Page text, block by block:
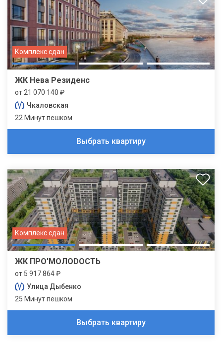
Комплекс сдан
ЖК Нева Резиденс
от 21 070 140 ₽
Чкаловская
22 Минут пешком
Выбрать квартиру
Комплекс сдан
ЖК ПРО'МОЛОDОСТЬ
от 5 917 864 ₽
Улица Дыбенко
25 Минут пешком
Выбрать квартиру